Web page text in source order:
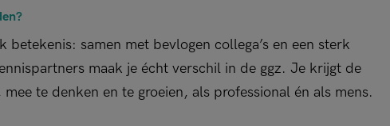
betekenis: samen met bevlogen collega’s en een sterk
maak je écht verschil in de ggz. Je krijgt de
te denken en te groeien, als professional én als mens.